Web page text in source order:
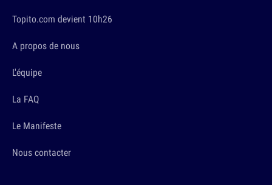
Topito.com devient 10h26
A propos de nous
L'équipe
La FAQ
Le Manifeste
Nous contacter